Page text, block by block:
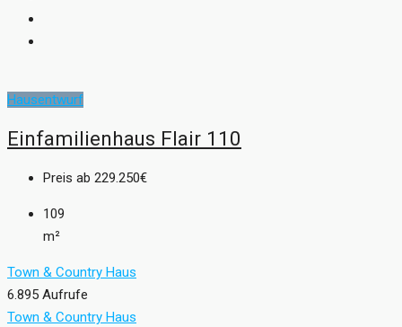
Hausentwurf
Einfamilienhaus Flair 110
Preis ab 229.250€
109
m²
Town & Country Haus
6.895 Aufrufe
Town & Country Haus